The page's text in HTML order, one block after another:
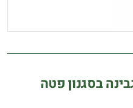
בסגנון פטה